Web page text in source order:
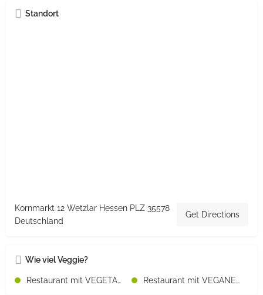
Standort
Kornmarkt 12 Wetzlar Hessen PLZ 35578
Deutschland
Get Directions
Wie viel Veggie?
Restaurant mit VEGETARISCHEN Speisen Restaurant mit VEGANEN Speisen